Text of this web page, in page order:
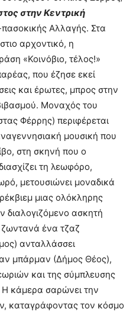
στην Κεντρική
πασοκικής Αλλαγής. Στα
αρχοντικό, η
«Κοινόβιο, τέλος!»
που έζησε εκεί
και έρωτες, μπρος στην
Μοναχός του
Φέρρης) περιφέρεται
μουσική που
στη σκηνή που ο
τη λεωφόρο,
μετουσιώνει μοναδικά
μιας ολόκληρης
διαλογιζόμενο ασκητή
ένα τζαζ
ανταλλάσσει
μπάρμαν (Δήμος Θέος),
και της σύμπλευσης
Η κάμερα σαρώνει την
καταγράφοντας τον κόσμο